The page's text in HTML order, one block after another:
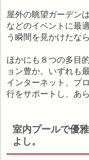
屋外の眺望ガーデン
などのイベントに最
う瞬間を見かけたな
ほかにも８つの多目
ョン豊か。いずれも
インターネット、プ
行をサポートし、あ
室内プールで優
よし。